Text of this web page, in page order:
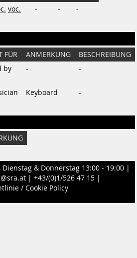
voc. - - -
FÜR ANMERKUNG
BESCHREIBUNG
by - -
Keyboard -
& Donnerstag 13:00 - 19:00 |
| +43/(0)1/526 47 15 |
/ Cookie Policy